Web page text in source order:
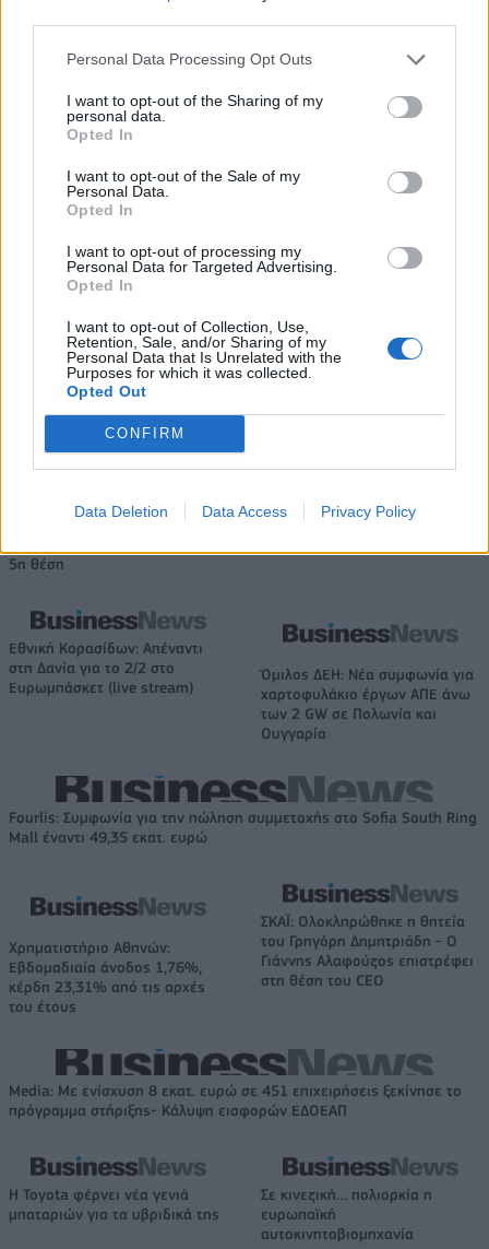
Personal Data Processing Opt Outs
I want to opt-out of the Sharing of my
personal data.
Opted In
I want to opt-out of the Sale of my
Personal Data.
Opted In
I want to opt-out of processing my
Personal Data for Targeted Advertising.
Opted In
I want to opt-out of Collection, Use,
Retention, Sale, and/or Sharing of my
Personal Data that Is Unrelated with the
Purposes for which it was collected.
Opted Out
CONFIRM
Data Deletion Data Access Privacy Policy
ΕΤΑΙΡΙΚΗ ΣΤΡΑΤΗΓΙΚΗ
ΑΓΟΡΑ ΑΥΤΟΚΙΝΗΤΟΥ
ΚΙΝΑ
XPENG
5η θέση
Εθνική Κορασίδων: Απέναντι
στη Δανία για το 2/2 στο
Ευρωμπάσκετ (live stream)
Όμιλος ΔΕΗ: Νέα συμφωνία για
χαρτοφυλάκιο έργων ΑΠΕ άνω
των 2 GW σε Πολωνία και
Ουγγαρία
Fourlis: Συμφωνία για την πώληση συμμετοχής στο Sofia South Ring
Mall έναντι 49,35 εκατ. ευρώ
Χρηματιστήριο Αθηνών:
Εβδομαδιαία άνοδος 1,76%,
κέρδη 23,31% από τις αρχές
του έτους
ΣΚΑΪ: Ολοκληρώθηκε η θητεία
του Γρηγόρη Δημητριάδη - Ο
Γιάννης Αλαφούζος επιστρέφει
στη θέση του CEO
Media: Με ενίσχυση 8 εκατ. ευρώ σε 451 επιχειρήσεις ξεκίνησε το
πρόγραμμα στήριξης- Κάλυψη εισφορών ΕΔΟΕΑΠ
Η Toyota φέρνει νέα γενιά
μπαταριών για τα υβριδικά της
Σε κινεζική… πολιορκία η
ευρωπαϊκή
αυτοκινητοβιομηχανία